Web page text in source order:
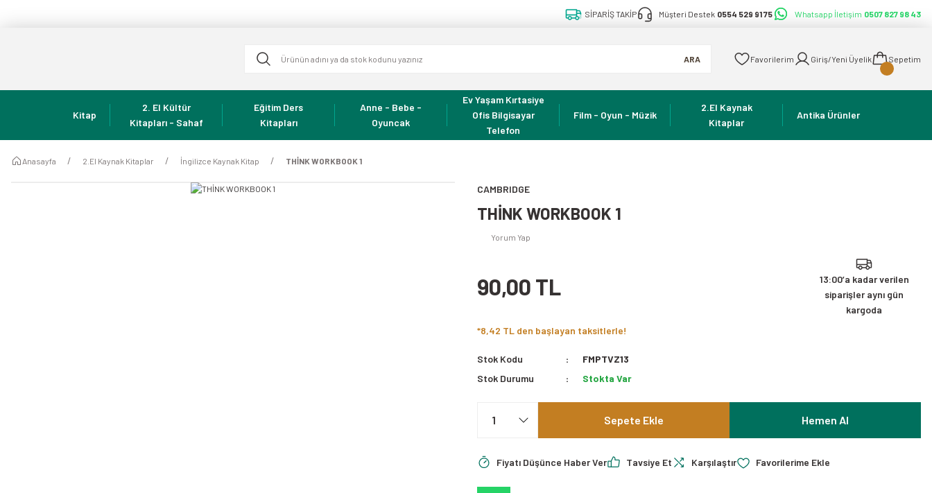
SİPARİŞ TAKİP Müşteri Destek 0554 529 91 75 Whatsapp İletişim 0507 827 98 43
ARA Favorilerim Giriş/Yeni Üyelik Sepetim
Kitap
2. El Kültür
Kitapları - Sahaf
Eğitim Ders
Kitapları
Anne - Bebe -
Oyuncak
Ev Yaşam Kırtasiye
Ofis Bilgisayar
Telefon
Film - Oyun - Müzik
2.El Kaynak
Kitaplar
Antika Ürünler
Anasayfa 2.El Kaynak Kitaplar İngilizce Kaynak Kitap THİNK WORKBOOK 1
CAMBRIDGE
THİNK WORKBOOK 1
Yorum Yap
90,00 TL
13:00’a kadar verilen
siparişler aynı gün
kargoda
*8,42 TL den başlayan taksitlerle!
Stok Kodu
FMPTVZ13
Stok Durumu
Stokta Var
Sepete Ekle Hemen Al
Fiyatı Düşünce Haber Ver Tavsiye Et Karşılaştır